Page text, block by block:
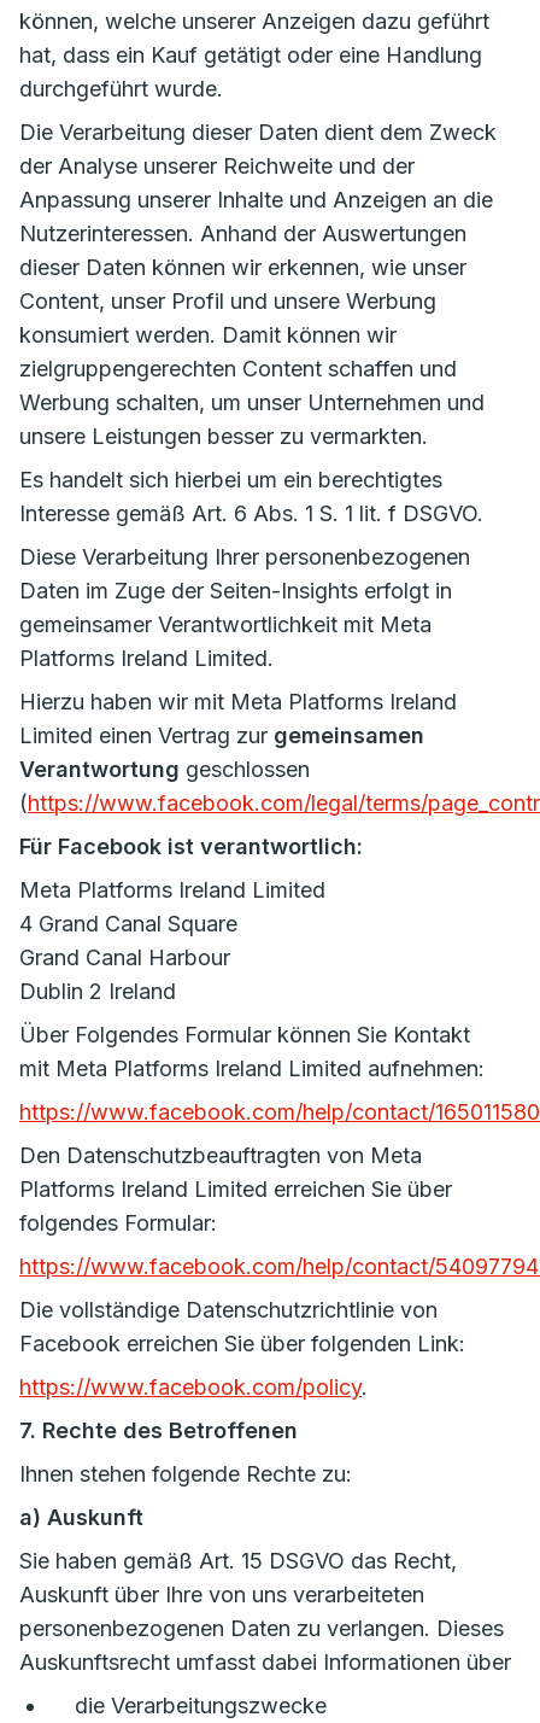
können, welche unserer Anzeigen dazu geführt
hat, dass ein Kauf getätigt oder eine Handlung
durchgeführt wurde.
Die Verarbeitung dieser Daten dient dem Zweck
der Analyse unserer Reichweite und der
Anpassung unserer Inhalte und Anzeigen an die
Nutzerinteressen. Anhand der Auswertungen
dieser Daten können wir erkennen, wie unser
Content, unser Profil und unsere Werbung
konsumiert werden. Damit können wir
zielgruppengerechten Content schaffen und
Werbung schalten, um unser Unternehmen und
unsere Leistungen besser zu vermarkten.
Es handelt sich hierbei um ein berechtigtes
Interesse gemäß Art. 6 Abs. 1 S. 1 lit. f DSGVO.
Diese Verarbeitung Ihrer personenbezogenen
Daten im Zuge der Seiten-Insights erfolgt in
gemeinsamer Verantwortlichkeit mit Meta
Platforms Ireland Limited.
Hierzu haben wir mit Meta Platforms Ireland
Limited einen Vertrag zur gemeinsamen
Verantwortung geschlossen
(https://www.facebook.com/legal/terms/
Für Facebook ist verantwortlich:
Meta Platforms Ireland Limited
4 Grand Canal Square
Grand Canal Harbour
Dublin 2 Ireland
Über Folgendes Formular können Sie Kontakt
mit Meta Platforms Ireland Limited aufnehmen:
https://www.facebook.com/help/contact/
Den Datenschutzbeauftragten von Meta
Platforms Ireland Limited erreichen Sie über
folgendes Formular:
https://www.facebook.com/help/contact/
Die vollständige Datenschutzrichtlinie von
Facebook erreichen Sie über folgenden Link:
https://www.facebook.com/policy.
7. Rechte des Betroffenen
Ihnen stehen folgende Rechte zu:
a) Auskunft
Sie haben gemäß Art. 15 DSGVO das Recht,
Auskunft über Ihre von uns verarbeiteten
personenbezogenen Daten zu verlangen. Dieses
Auskunftsrecht umfasst dabei Informationen über
die Verarbeitungszwecke